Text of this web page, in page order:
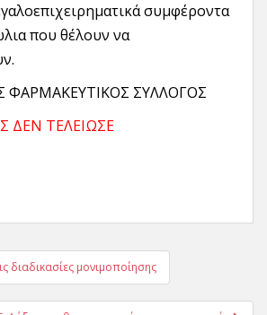
συμφέροντα
που θέλουν να
ΦΑΡΜΑΚΕΥΤΙΚΟΣ ΣΥΛΛΟΓΟΣ
ΜΑΣ ΔΕΝ ΤΕΛΕΙΩΣΕ
διαδικασίες μονιμοποίησης